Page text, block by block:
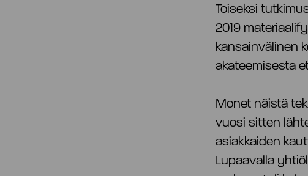
Toiseksi
2019
kansainvälinen
akateemisesta
Monet näistä
vuosi sitten
asiakkaiden
Lupaavalla